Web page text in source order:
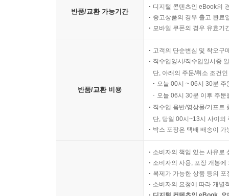
반품/교환 가능기간
디지털 콘텐츠인 eBook의
중고상품의 경우 출고 완료
모바일 쿠폰의 경우 유효기
반품/교환 비용
고객의 단순변심 및 착오구
직수입양서/직수입일서중
단, 아래의 주문/취소 조건
오늘 00시 ~ 06시 30분
오늘 06시 30분 이후 주
직수입 음반/영상물/기프트
단, 당일 00시~13시 사이의
박스 포장은 택배 배송이
소비자의 책임 있는 사유로
소비자의 사용, 포장 개봉
복제가 가능한 상품 등의
소비자의 요청에 따라 개별